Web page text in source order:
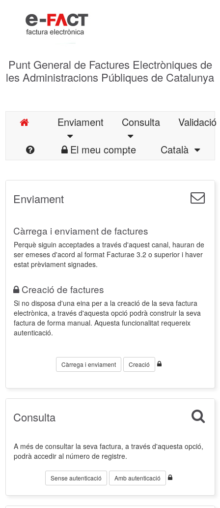
Punt General de Factures Electròniques de
les Administracions Públiques de Catalunya
Enviament Consulta
Validació
El meu compte
Català
Enviament
Càrrega i enviament de factures
Perquè siguin acceptades a través d'aquest canal, hauran de
ser emeses d'acord al format Facturae 3.2 o superior i haver
estat prèviament signades.
Creació de factures
Si no disposa d'una eina per a la creació de la seva factura
electrònica, a través d'aquesta opció podrà construir la seva
factura de forma manual. Aquesta funcionalitat requereix
autenticació.
Càrrega i enviament Creació
Consulta
A més de consultar la seva factura, a través d'aquesta opció,
podrà accedir al número de registre.
Sense autenticació Amb autenticació